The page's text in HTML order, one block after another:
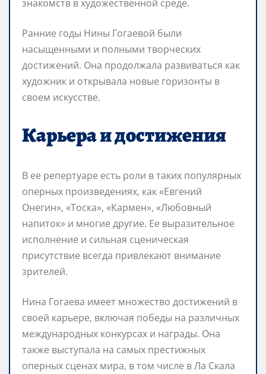
знакомств в художественной среде.
Ранние годы Нины Гогаевой были
насыщенными и полными творческих
достижений. Она продолжала развиваться как
художник и открывала новые горизонты в
своем искусстве.
Карьера и достижения
В ее репертуаре есть роли в таких популярных
оперных произведениях, как «Евгений
Онегин», «Тоска», «Кармен», «Любовный
напиток» и многие другие. Ее выразительное
исполнение и сильная сценическая
присутствие всегда привлекают внимание
зрителей.
Нина Гогаева имеет множество достижений в
своей карьере, включая победы на различных
международных конкурсах и награды. Она
также выступала на самых престижных
оперных сценах мира, в том числе в Ла Скала